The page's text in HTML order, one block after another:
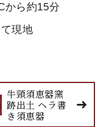
から約15分
現地
牛頸須恵器窯
跡出土 ヘラ書
き須恵器